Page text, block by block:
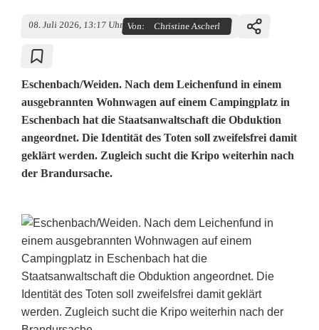
08. Juli 2026, 13:17 Uhr Von: Christine Ascherl
Eschenbach/Weiden. Nach dem Leichenfund in einem
ausgebrannten Wohnwagen auf einem Campingplatz in
Eschenbach hat die Staatsanwaltschaft die Obduktion
angeordnet. Die Identität des Toten soll zweifelsfrei damit
geklärt werden. Zugleich sucht die Kripo weiterhin nach
der Brandursache.